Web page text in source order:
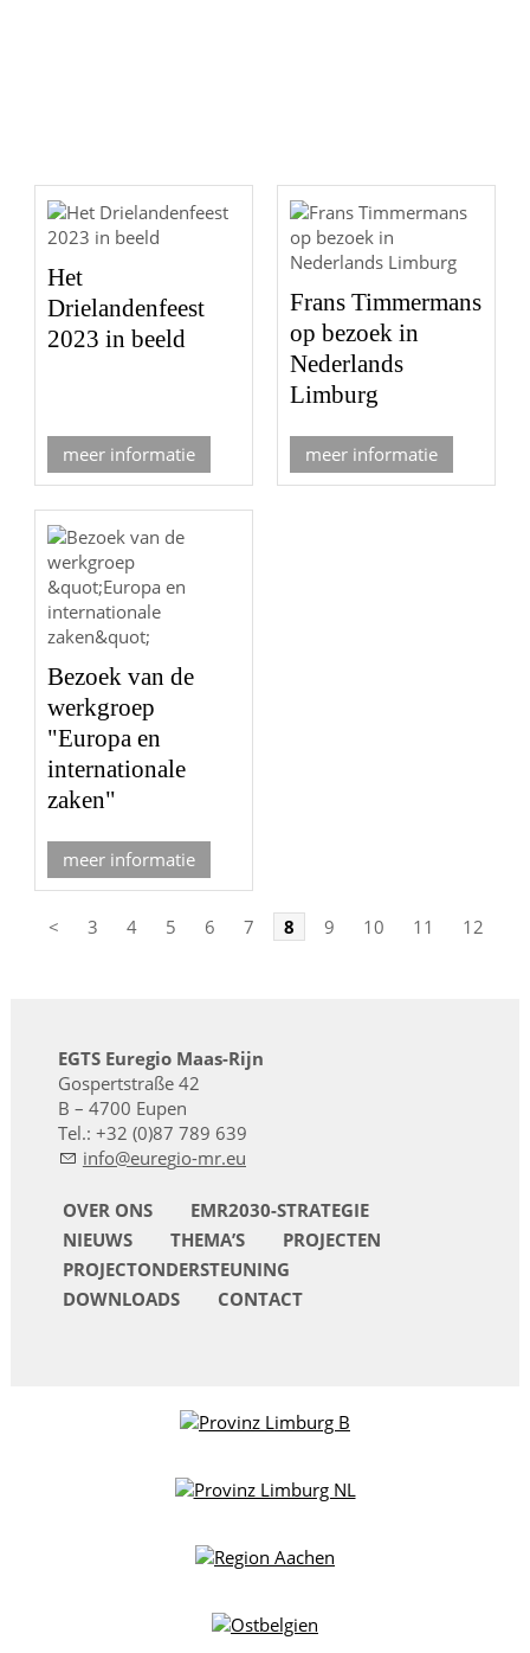
Het
Drielandenfeest
2023 in beeld
meer informatie
Frans Timmermans
op bezoek in
Nederlands
Limburg
meer informatie
Bezoek van de
werkgroep
"Europa en
internationale
zaken"
meer informatie
< 3 4 5 6 7 8 9 10 11 12
EGTS Euregio Maas-Rijn
Gospertstraße 42
B – 4700 Eupen
Tel.: +32 (0)87 789 639
nf
r g -mr
OVER ONS
EMR2030-STRATEGIE
NIEUWS
THEMA’S
PROJECTEN
PROJECTONDERSTEUNING
DOWNLOADS
CONTACT